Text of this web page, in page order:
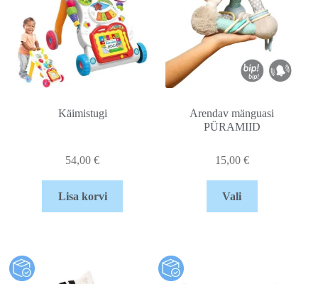
Käimistugi
54,00€
Lisa korvi
Arendav mänguasi
PÜRAMIID
15,00 €
Vali